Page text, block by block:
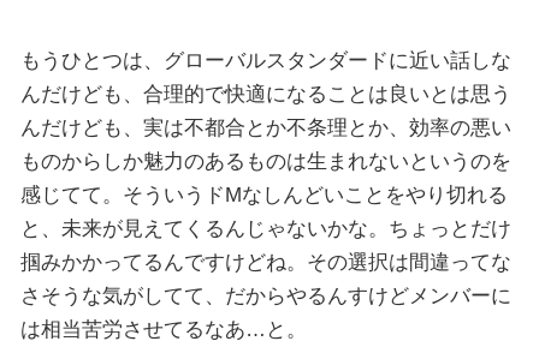
もうひとつは、グローバルスタンダードに近い話しな
んだけども、合理的で快適になることは良いとは思う
んだけども、実は不都合とか不条理とか、効率の悪い
ものからしか魅力のあるものは生まれないというのを
感じてて。そういうドMなしんどいことをやり切れる
と、未来が見えてくるんじゃないかな。ちょっとだけ
掴みかかってるんですけどね。その選択は間違ってな
さそうな気がしてて、だからやるんすけどメンバーに
は相当苦労させてるなあ…と。